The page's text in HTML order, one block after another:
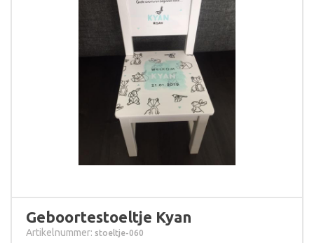
Geboortestoeltje Kyan
Artikelnummer: stoeltje-060